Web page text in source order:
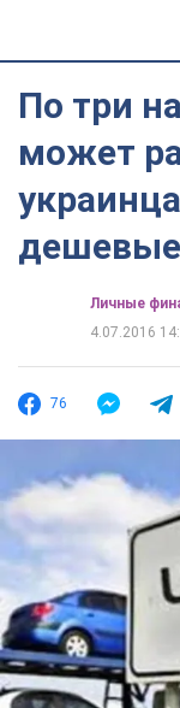
По три
может
Личные
4.07.2016
76